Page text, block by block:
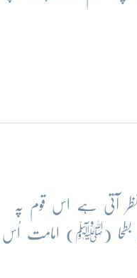
آتی ہے اس قوم پہ
شہہِ بطحا (ﷺ) امامت اُس